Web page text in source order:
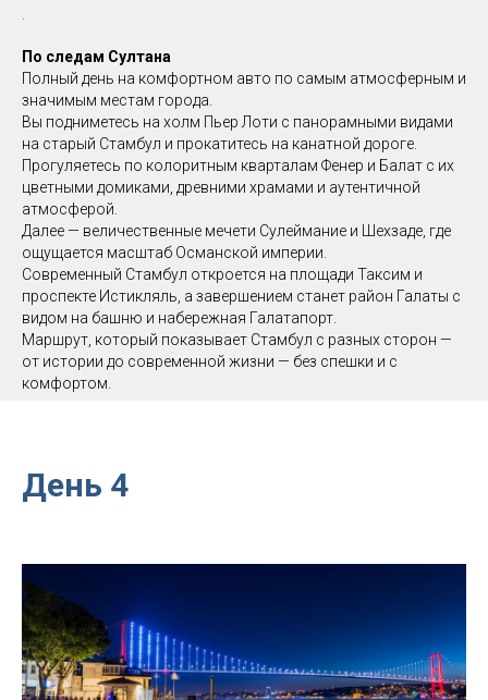
.
По следам Султана
Полный день на комфортном авто по самым атмосферным и
значимым местам города.
Вы подниметесь на холм Пьер Лоти с панорамными видами
на старый Стамбул и прокатитесь на канатной дороге.
Прогуляетесь по колоритным кварталам Фенер и Балат с их
цветными домиками, древними храмами и аутентичной
атмосферой.
Далее — величественные мечети Сулеймание и Шехзаде, где
ощущается масштаб Османской империи.
Современный Стамбул откроется на площади Таксим и
проспекте Истикляль, а завершением станет район Галаты с
видом на башню и набережная Галатапорт.
Маршрут, который показывает Стамбул с разных сторон —
от истории до современной жизни — без спешки и с
комфортом.
День 4